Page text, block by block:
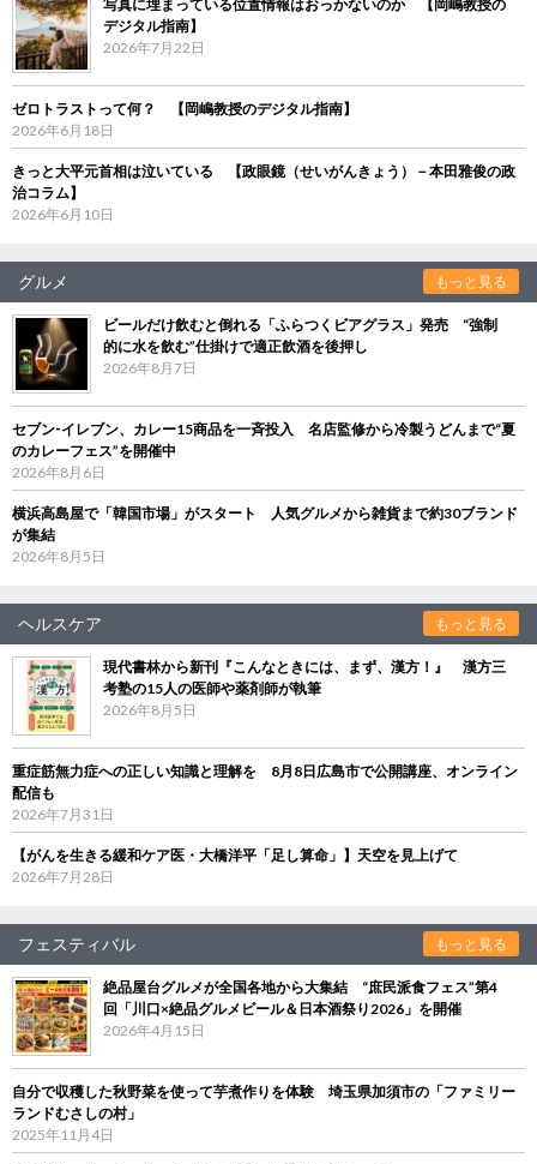
写真に埋まっている位置情報はおっかないのか 【岡嶋教授の
デジタル指南】
2026年7月22日
ゼロトラストって何？ 【岡嶋教授のデジタル指南】
2026年6月18日
きっと大平元首相は泣いている 【政眼鏡（せいがんきょう）－本田雅俊の政
治コラム】
2026年6月10日
グルメ もっと見る
ビールだけ飲むと倒れる「ふらつくビアグラス」発売 “強制
的に水を飲む”仕掛けで適正飲酒を後押し
2026年8月7日
セブン‐イレブン、カレー15商品を一斉投入 名店監修から冷製うどんまで“夏
のカレーフェス”を開催中
2026年8月6日
横浜高島屋で「韓国市場」がスタート 人気グルメから雑貨まで約30ブランド
が集結
2026年8月5日
ヘルスケア もっと見る
現代書林から新刊『こんなときには、まず、漢方！』 漢方三
考塾の15人の医師や薬剤師が執筆
2026年8月5日
重症筋無力症への正しい知識と理解を 8月8日広島市で公開講座、オンライン
配信も
2026年7月31日
【がんを生きる緩和ケア医・大橋洋平「足し算命」】天空を見上げて
2026年7月28日
フェスティバル もっと見る
絶品屋台グルメが全国各地から大集結 “庶民派食フェス”第4
回「川口×絶品グルメビール＆日本酒祭り2026」を開催
2026年4月15日
自分で収穫した秋野菜を使って芋煮作りを体験 埼玉県加須市の「ファミリー
ランドむさしの村」
2025年11月4日